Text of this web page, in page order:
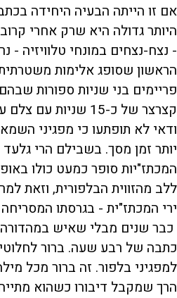
אם זו הייתה הבעיה היחידה
היותר גדולה היא שרק אחרי
- נצח-נצחים במונחי טלוויזיה
הראשון שסופג אלימות
פריימים בני שניות ספורות
קצרצר של כ-15 שניות
ודאי לא תופתעו כי מפגיני
יותר זמן מסך. בשבילם הרי
המכתז"יות סופר כמעט כולו
ללב מהזווית הבלפורית, וזאת
ירי המכתז"ית - בגרסתו
כבר שנים מבלי שאיש
כתבה של רבע שעה. ברור
למפגיני בלפור. זה ברור מכל
הרך שמקבל דיבורו כשהוא